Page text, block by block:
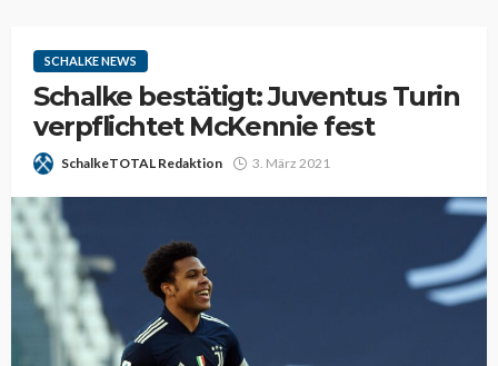
SCHALKE NEWS
Schalke bestätigt: Juventus Turin
verpflichtet McKennie fest
SchalkeTOTAL Redaktion 3. März 2021